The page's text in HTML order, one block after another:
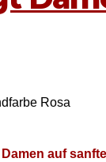
auf